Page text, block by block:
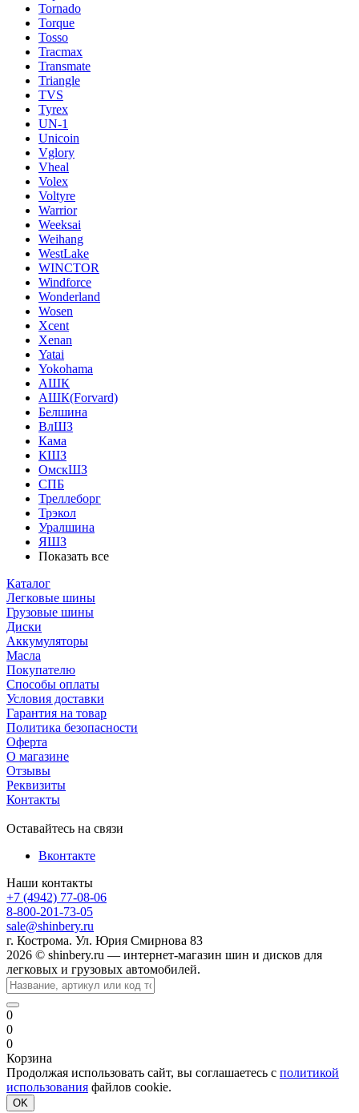
Tornado
Torque
Tosso
Tracmax
Transmate
Triangle
TVS
Tyrex
UN-1
Unicoin
Vglory
Vheal
Volex
Voltyre
Warrior
Weeksai
Weihang
WestLake
WINCTOR
Windforce
Wonderland
Wosen
Xcent
Xenan
Yatai
Yokohama
АШК
АШК(Forvard)
Белшина
ВлШЗ
Кама
КШЗ
ОмскШЗ
СПБ
Треллеборг
Трэкол
Уралшина
ЯШЗ
Показать все
Каталог
Легковые шины
Грузовые шины
Диски
Аккумуляторы
Масла
Покупателю
Способы оплаты
Условия доставки
Гарантия на товар
Политика безопасности
Оферта
О магазине
Отзывы
Реквизиты
Контакты
Оставайтесь на связи
Вконтакте
Наши контакты
+7 (4942) 77-08-06
8-800-201-73-05
sale@shinbery.ru
г. Кострома. Ул. Юрия Смирнова 83
2026 © shinbery.ru — интернет-магазин шин и дисков для
легковых и грузовых автомобилей.
0
0
0
Корзина
Продолжая использовать сайт, вы соглашаетесь с политикой
использования файлов cookie.
OK